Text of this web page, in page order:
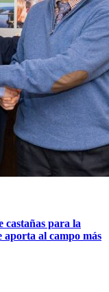
castañas para la
aporta al campo más